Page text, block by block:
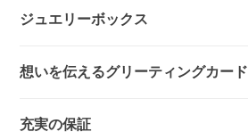
ジュエリーボックス
想いを伝えるグリーティングカード
充実の保証